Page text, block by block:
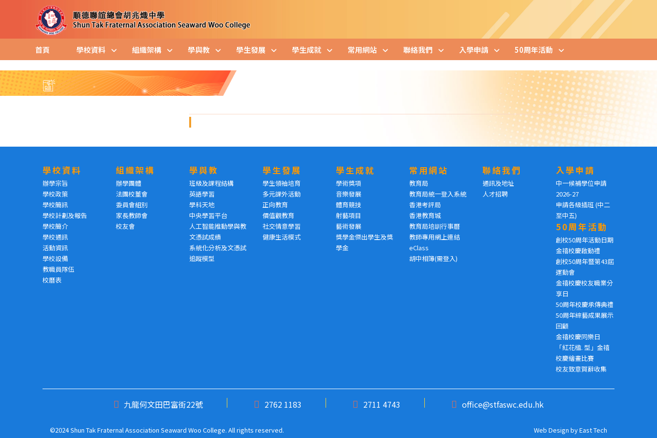
首頁 學校資料 組織架構 學與教 學生發展 學生成就 常用網站 聯絡我們 入學申請 50周年活動
學校資料
辦學宗旨
學校政策
學校簡訊
學校計劃及報告
學校簡介
學校通訊
活動資訊
學校設備
教職員隊伍
校曆表
組織架構
辦學團體
法團校董會
委員會組別
家長教師會
校友會
學與教
班級及課程結構
英語學習
學科天地
中央學習平台
人工智能推動學與教
文憑試成績
系統化分析及文憑試
追蹤模型
學生發展
學生領袖培育
多元課外活動
正向教育
價值觀教育
社交情意學習
健康生活模式
學生成就
學術獎項
音樂發展
體育競技
射藝項目
藝術發展
獎學金傑出學生及獎
學金
常用網站
教育局
教育局統一登入系統
香港考評局
香港教育城
教育局培訓行事曆
教師專用網上連結
eClass
胡中相簿(需登入)
聯絡我們
通訊及地址
人才招聘
入學申請
中一候補學位申請
2026-27
申請各級插班 (中二
至中五)
50周年活動
創校50周年活動日期
金禧校慶啟動禮
創校50周年暨第43屆
運動會
金禧校慶校友職業分
享日
50周年校慶承傳典禮
50周年綜藝成果展示
回顧
金禧校慶同樂日
「紅花楹. 型」金禧
校慶繪畫比賽
校友致意賀辭收集
九龍何文田巴富街22號 2762 1183 2711 4743 office@stfaswc.edu.hk
©2024 Shun Tak Fraternal Association Seaward Woo College. All rights reserved. Web Design byEast Tech